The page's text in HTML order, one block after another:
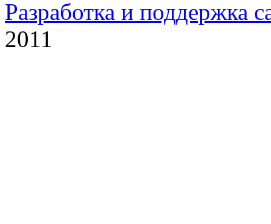
Разработка и поддержка
2011